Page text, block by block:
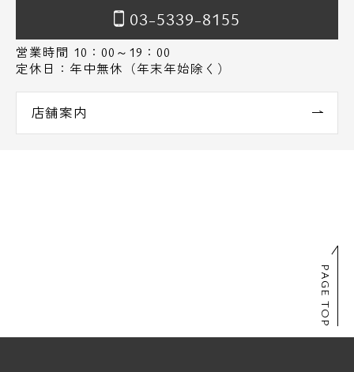
03-5339-8155
営業時間 10：00～19：00
定休日：年中無休（年末年始除く）
店舗案内
PAGE TOP